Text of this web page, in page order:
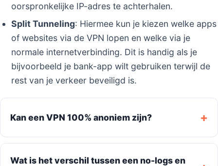
oorspronkelijke IP-adres te achterhalen.
Split Tunneling: Hiermee kun je kiezen welke apps
of websites via de VPN lopen en welke via je
normale internetverbinding. Dit is handig als je
bijvoorbeeld je bank-app wilt gebruiken terwijl de
rest van je verkeer beveiligd is.
Kan een VPN 100% anoniem zijn?
Wat is het verschil tussen een no-logs en